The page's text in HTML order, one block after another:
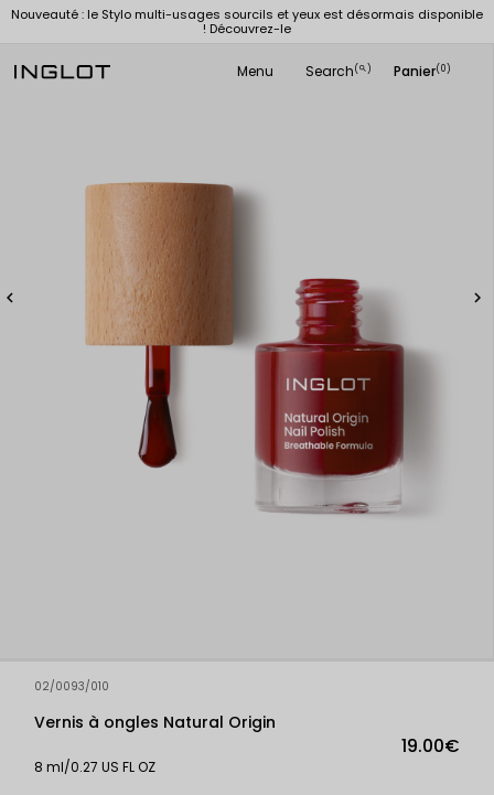
Nouveauté : le Stylo multi-usages sourcils et yeux est désormais disponible
! Découvrez-le
Menu Search(
search ) Panier(0)
 
02/0093/010
Vernis à ongles Natural Origin
19.00€
8 ml/0.27 US FL OZ